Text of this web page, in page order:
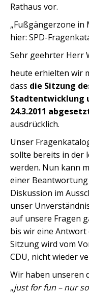
Rathaus vor.
„Fußgängerzone in
hier: SPD-
Sehr geehrter Herr
heute erhielten wir
dass die Sitzung
Stadtentwicklung
24.3.2011
ausdrücklich.
Unser
sollte bereits in der
werden. Nun kann
einer
Diskussion im
unser
auf unsere Fragen
bis wir eine
Sitzung wird vom
CDU, nicht wieder
Wir haben unseren
„just for fun – nur